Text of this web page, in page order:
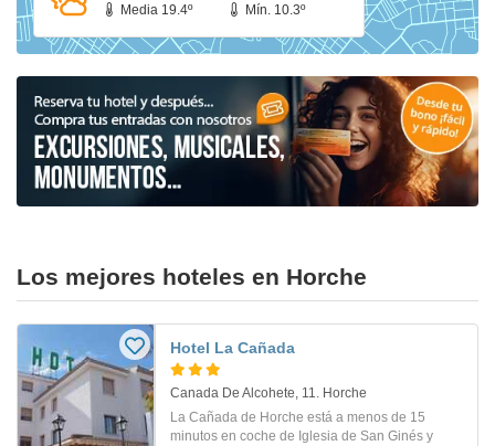
Media 19.4º
Mín. 10.3º
Los mejores hoteles en Horche
Hotel La Cañada
Canada De Alcohete, 11. Horche
La Cañada de Horche está a menos de 15
minutos en coche de Iglesia de San Ginés y